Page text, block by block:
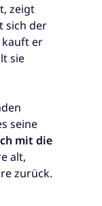
zeigt
sich der
kauft er
sie
seine
mit die
alt,
zurück.